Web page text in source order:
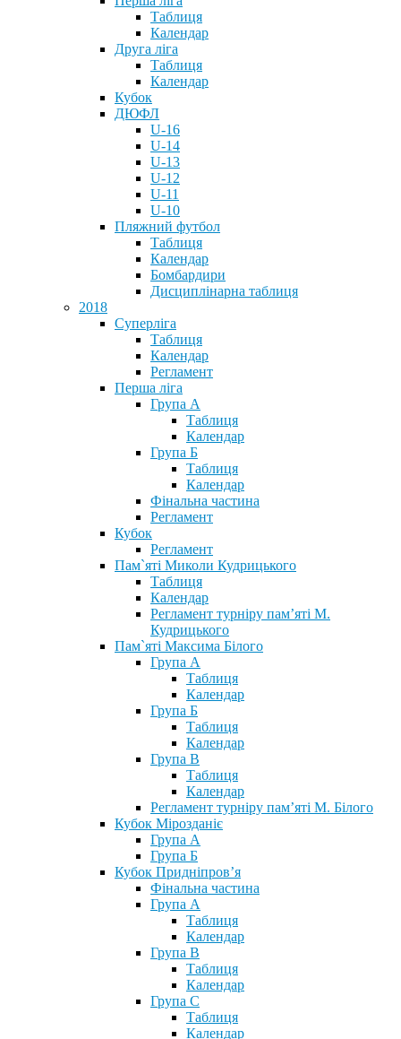
Таблиця
Календар
Друга ліга
Таблиця
Календар
Кубок
ДЮФЛ
U-16
U-14
U-13
U-12
U-11
U-10
Пляжний футбол
Таблиця
Календар
Бомбардири
Дисциплінарна таблиця
2018
Суперліга
Таблиця
Календар
Регламент
Перша ліга
Група А
Таблиця
Календар
Група Б
Таблиця
Календар
Фінальна частина
Регламент
Кубок
Регламент
Пам`яті Миколи Кудрицького
Таблиця
Календар
Регламент турніру пам’яті М.
Кудрицького
Пам`яті Максима Білого
Група А
Таблиця
Календар
Група Б
Таблиця
Календар
Група В
Таблиця
Календар
Регламент турніру пам’яті М. Білого
Кубок Мірозданіє
Група А
Група Б
Кубок Придніпров’я
Фінальна частина
Група А
Таблиця
Календар
Група В
Таблиця
Календар
Група С
Таблиця
Календар